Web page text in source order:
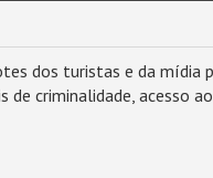
dos turistas e da mídia
de criminalidade,